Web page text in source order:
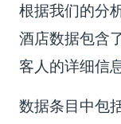
根据我们的分
酒店数据包含
客人的详细信息
数据条目中包